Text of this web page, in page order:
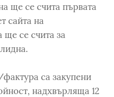
ще се счита първата
сайта на
ще се счита за
са закупени
надхвърляща 12